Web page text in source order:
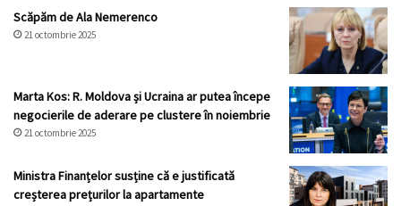
Scăpăm de Ala Nemerenco
21 octombrie 2025
Marta Kos: R. Moldova și Ucraina ar putea începe
negocierile de aderare pe clustere în noiembrie
21 octombrie 2025
Ministra Finanțelor susține că e justificată
creșterea prețurilor la apartamente